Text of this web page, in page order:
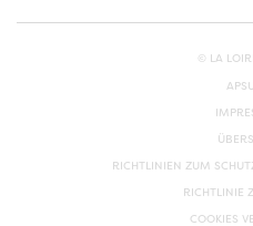
© LA
RICHTLINIEN ZUM
RICHTLINIE
COOKIES